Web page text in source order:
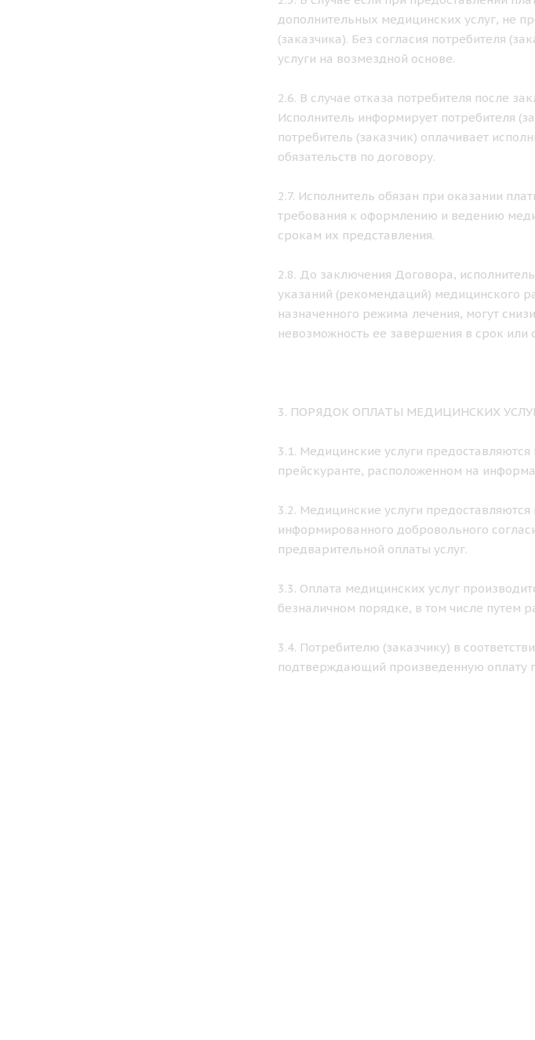
дополнительных медицинских услуг, не
(заказчика). Без согласия потребителя
услуги на возмездной основе.
2.6. В случае отказа потребителя после
Исполнитель информирует потребителя
потребитель (заказчик) оплачивает
обязательств по договору.
2.7. Исполнитель обязан при оказании
требования к оформлению и ведению
срокам их представления.
2.8. До заключения Договора,
указаний (рекомендаций) медицинского
назначенного режима лечения, могут
невозможность ее завершения в срок или
3. ПОРЯДОК ОПЛАТЫ МЕДИЦИНСКИХ
3.1. Медицинские услуги
прейскуранте, расположенном на
3.2. Медицинские услуги
информированного добровольного
предварительной оплаты услуг.
3.3. Оплата медицинских услуг
безналичном порядке, в том числе путем
3.4. Потребителю (заказчику) в
подтверждающий произведенную оплату